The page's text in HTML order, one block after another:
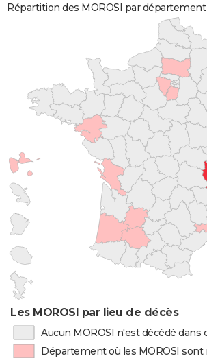
Répartition des MOROSI par département
Les MOROSI par lieu de décès
Aucun MOROSI n'est décédé
Département où les MOROSI sont